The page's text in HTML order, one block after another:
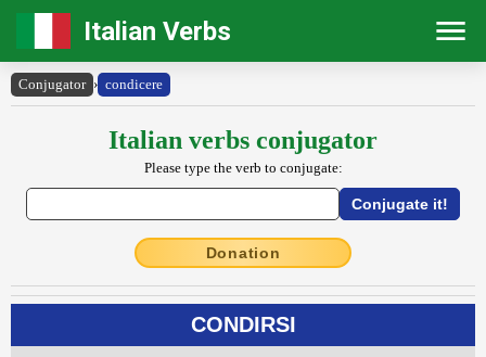
Italian Verbs
Conjugator › condicere
Italian verbs conjugator
Please type the verb to conjugate:
Donation
CONDIRSI